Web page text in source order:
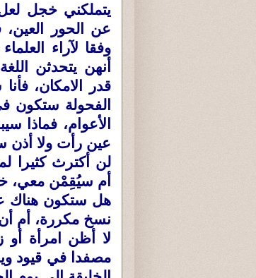
يتملكني خجل
عن الحور العين،
وفقا لآراء
أنهن يتحدثن
قدر الامكان،
الفحولة ستكون
الأعوام، فماذا
عين رأت ولا
لن أكترث كثيرا
أم سيُقِمْن معي،
هل ستكون هناك
نسخ مكررة، أم
لا أظن امرأة
مصفدا في قيود